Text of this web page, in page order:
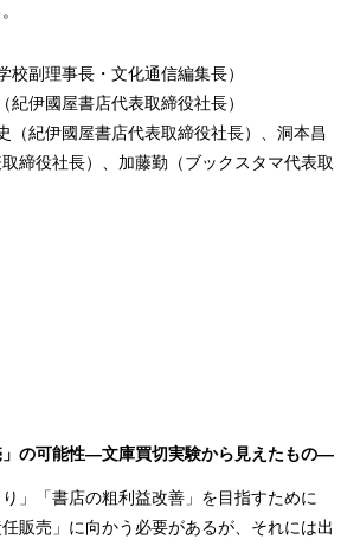
校副理事長・文化通信編集長）
紀伊國屋書店代表取締役社長）
（紀伊國屋書店代表取締役社長）、洞本昌
締役社長）、加藤勤（ブックスタマ代表取
」の可能性―文庫買切実験から見えたもの―
り」「書店の粗利益改善」を目指すために
販売」に向かう必要があるが、それには出